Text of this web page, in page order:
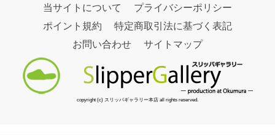
当サイトについて
プライバシーポリシー
ポイント規約
特定商取引法に基づく表記
お問い合わせ
サイトマップ
copyright (c) スリッパギャラリー本店 all rights reserved.